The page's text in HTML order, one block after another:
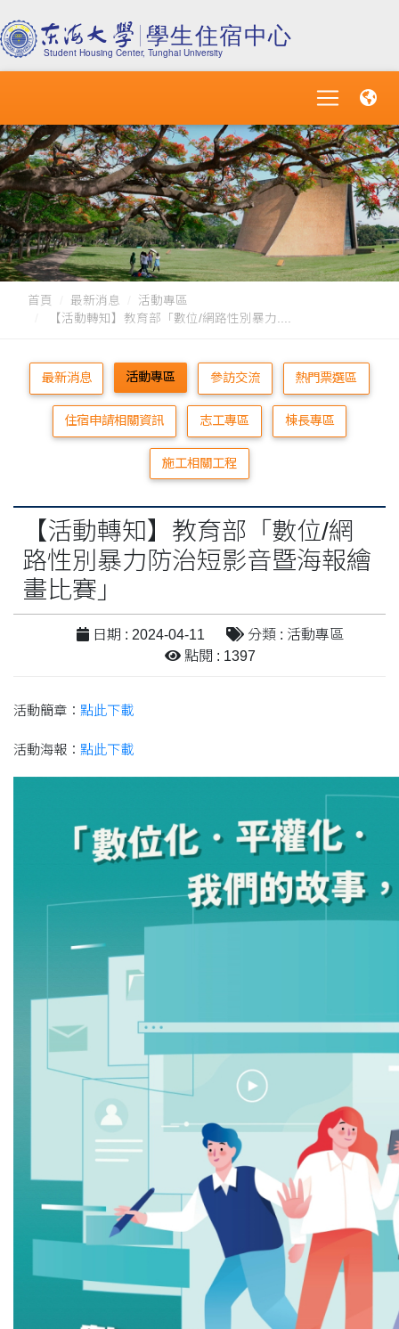
首頁 最新消息
活動專區
【活動轉知】教育部「數位/網路性別暴力....
最新消息 活動專區 參訪交流 熱門票選區
住宿申請相關資訊 志工專區 棟長專區
施工相關工程
【活動轉知】教育部「數位/網
路性別暴力防治短影音暨海報繪
畫比賽」
日期 : 2024-04-11
分類 : 活動專區
點閱 : 1397
活動簡章： 點此下載
活動海報： 點此下載